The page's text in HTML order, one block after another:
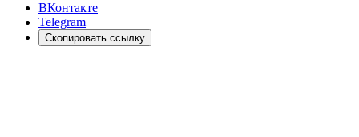
ВКонтакте
Telegram
Скопировать ссылку